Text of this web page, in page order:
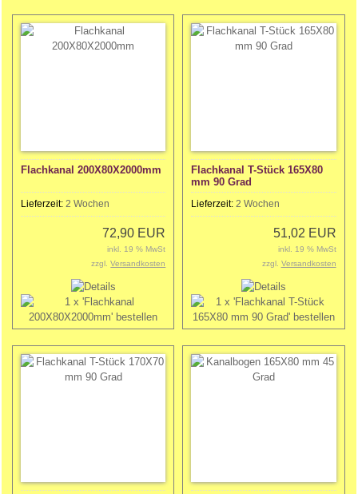
Flachkanal 200X80X2000mm
Lieferzeit: 2 Wochen
72,90 EUR
inkl. 19 % MwSt
zzgl.Versandkosten
Flachkanal T-Stück 165X80
mm 90 Grad
Lieferzeit:2 Wochen
51,02 EUR
inkl. 19 % MwSt
zzgl. Versandkosten